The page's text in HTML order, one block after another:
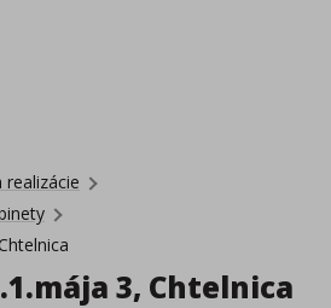
realizácie
3, Chtelnica